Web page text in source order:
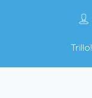
Trillo!